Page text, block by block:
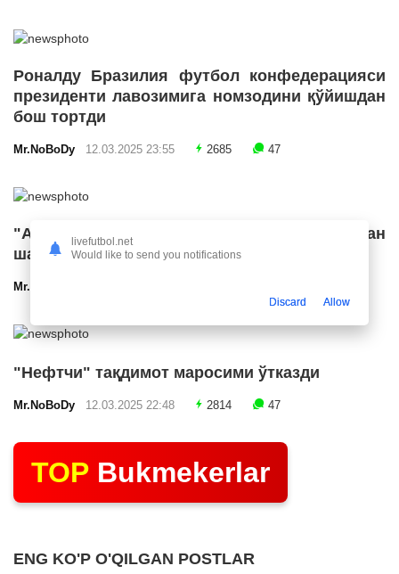
Роналду Бразилия футбол конфедерацияси
президенти лавозимига номзодини қўйишдан
бош тортди
Mr.NoBoDy 12.03.2025 23:55 2685 47
"Арсенал" икки ярим ҳимоячи билан
шартнома имзолашга яқин
Mr.NoBoDy
"Нефтчи" тақдимот маросими ўтказди
Mr.NoBoDy 12.03.2025 22:48 2814 47
TOP Bukmekerlar
ENG KO'P O'QILGAN POSTLAR
livefutbol.net
Would like to send you notifications
Discard Allow